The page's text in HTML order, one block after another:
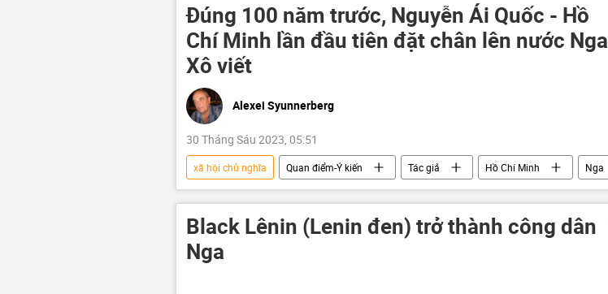
Đúng 100 năm trước, Nguyễn Ái Quốc - Hồ
Chí Minh lần đầu tiên đặt chân lên nước Nga
Xô viết
Alexei Syunnerberg
30 Tháng Sáu 2023, 05:51
xã hội chủ nghĩa Quan điểm-Ý kiến Tác giả Hồ Chí Minh
Nga
Liên Xô
Vladimir Kolotov Việt Nam Xã hội
Black Lênin (Lenin đen) trở thành công dân
Nga